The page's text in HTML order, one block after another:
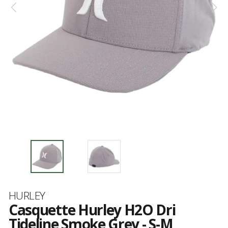
Marque
HURLEY
Casquette Hurley H2O Dri
Tideline Smoke Grey - S-M